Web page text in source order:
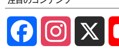
Facebook Instagram